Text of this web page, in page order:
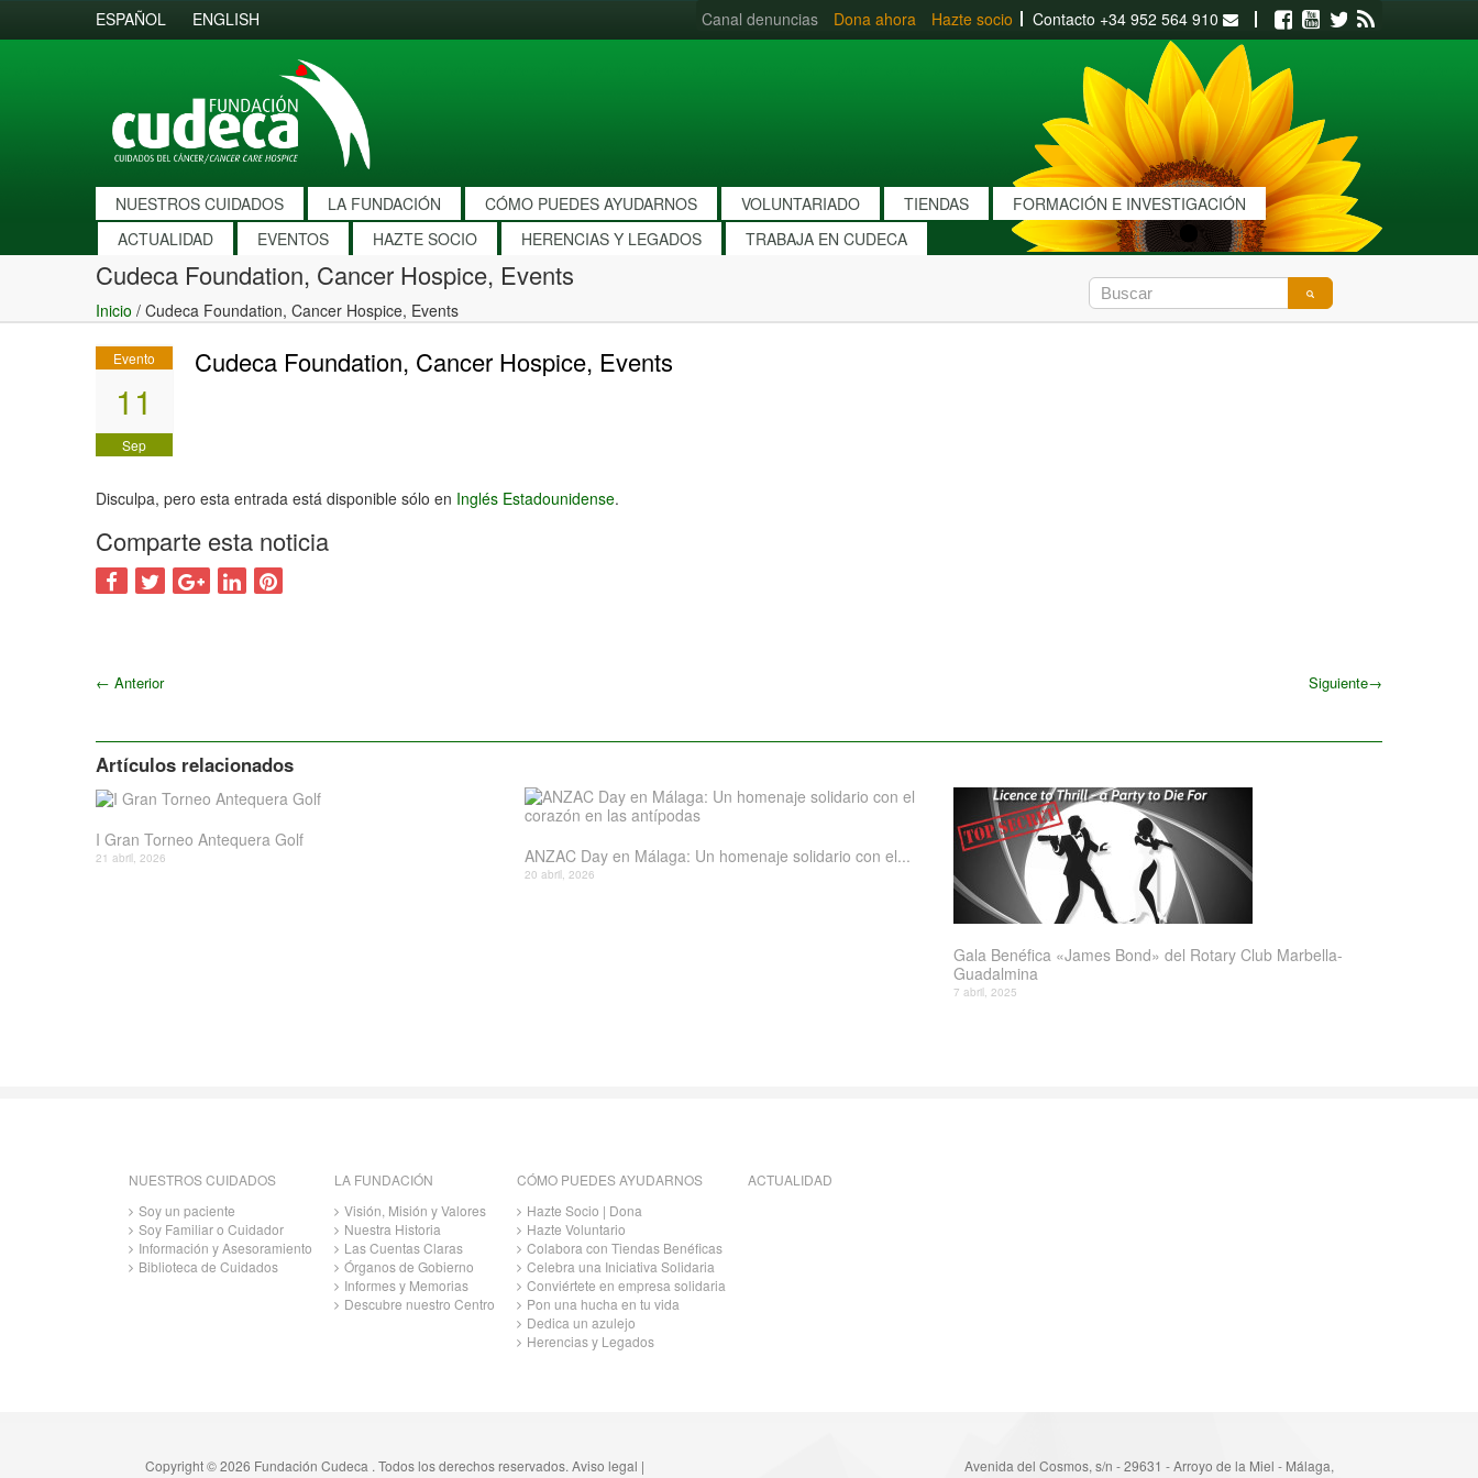
ESPAÑOL ENGLISH Canal denuncias Dona ahora Hazte socio Contacto +34 952 564 910 Facebook
Youtube
Twitter
NUESTROS CUIDADOS LA FUNDACIÓN CÓMO PUEDES AYUDARNOS VOLUNTARIADO TIENDAS
FORMACIÓN E INVESTIGACIÓN
ACTUALIDAD
EVENTOS HAZTE SOCIO HERENCIAS Y LEGADOS TRABAJA EN CUDECA
Cudeca Foundation, Cancer Hospice, Events
Inicio / Cudeca Foundation, Cancer Hospice, Events
Evento
11
Sep
Cudeca Foundation, Cancer Hospice, Events
Disculpa, pero esta entrada está disponible sólo en Inglés Estadounidense.
Comparte esta noticia
← Anterior Siguiente→
Artículos relacionados
I Gran Torneo Antequera Golf
21 abril, 2026 ANZAC Day en Málaga: Un homenaje solidario con el...
20 abril, 2026
Gala Benéfica «James Bond» del Rotary Club Marbella-
Guadalmina
7 abril, 2025
NUESTROS CUIDADOS
Soy un paciente
Soy Familiar o Cuidador
Información y Asesoramiento
Biblioteca de Cuidados
LA FUNDACIÓN
Visión, Misión y Valores
Nuestra Historia
Las Cuentas Claras
Órganos de Gobierno
Informes y Memorias
Descubre nuestro Centro
CÓMO PUEDES AYUDARNOS
Hazte Socio | Dona
Hazte Voluntario
Colabora con Tiendas Benéficas
Celebra una Iniciativa Solidaria
Conviértete en empresa solidaria
Pon una hucha en tu vida
Dedica un azulejo
Herencias y Legados
ACTUALIDAD
Copyright © 2026 Fundación Cudeca . Todos los derechos reservados. Aviso legal |
Avenida del Cosmos, s/n - 29631 - Arroyo de la Miel - Málaga,